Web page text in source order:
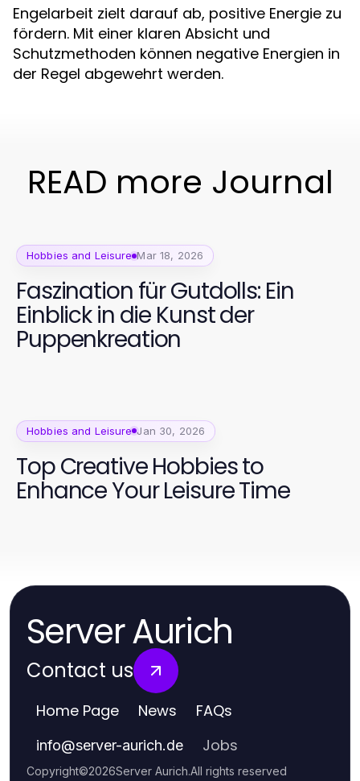
Engelarbeit zielt darauf ab, positive Energie zu
fördern. Mit einer klaren Absicht und
Schutzmethoden können negative Energien in
der Regel abgewehrt werden.
READ more Journal
Hobbies and Leisure Mar 18, 2026
Faszination für Gutdolls: Ein
Einblick in die Kunst der
Puppenkreation
Hobbies and Leisure Jan 30, 2026
Top Creative Hobbies to
Enhance Your Leisure Time
Server Aurich
Contact us
Home Page News FAQs
info@server-aurich.de Jobs
Copyright©2026Server Aurich.All rights reserved